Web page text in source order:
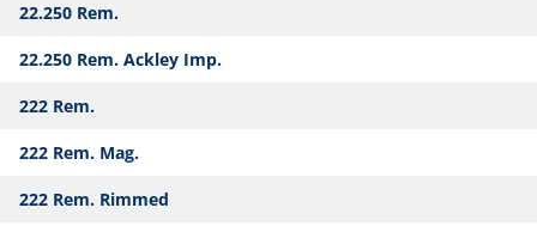
22.250 Rem.
22.250 Rem. Ackley Imp.
222 Rem.
222 Rem. Mag.
222 Rem. Rimmed